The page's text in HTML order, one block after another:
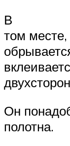
В
том месте,
Он
полотна.